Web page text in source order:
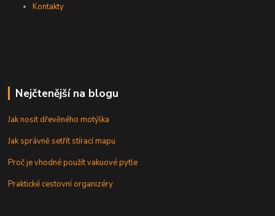
Kontakty
Nejčtenější na blogu
Jak nosit dřevěného motýlka
Jak správně setřít stírací mapu
Proč je vhodné použít vakuové pytle
Praktické cestovní organizéry